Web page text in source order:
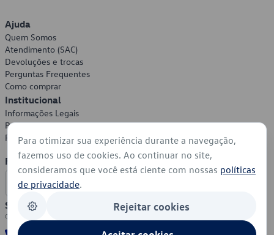
Ajuda
Quem Somos
Atendimento (SAC)
Devoluções e trocas
Perguntas Frequentes
Como comprar
Institucional
Informações Legais
Política de Privacidade
Política de Cookies
Formas de Pagamento
Segurança
Para otimizar sua experiência durante a navegação,
fazemos uso de cookies. Ao continuar no site,
consideramos que você está ciente com nossas políticas
de privacidade.
Rejeitar cookies